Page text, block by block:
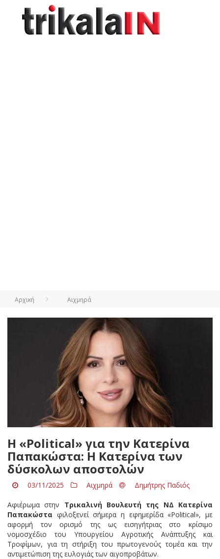
Αρχική Αιχμηρά
Η «Political» για την Κατερίνα
Παπακώστα: Η Κατερίνα των
δύσκολων αποστολών
03/11/2025 Αιχμηρά Δημήτρης Παδιός
Αφιέρωμα στην Τρικαλινή Βουλευτή της ΝΔ Κατερίνα
Παπακώστα φιλοξενεί σήμερα η εφημερίδα «Political», με
αφορμή τον ορισμό της ως εισηγήτριας στο κρίσιμο
νομοσχέδιο του Υπουργείου Αγροτικής Ανάπτυξης και
Τροφίμων, για τη στήριξη του πρωτογενούς τομέα και την
αντιμετώπιση της ευλογιάς των αιγοπροβάτων.